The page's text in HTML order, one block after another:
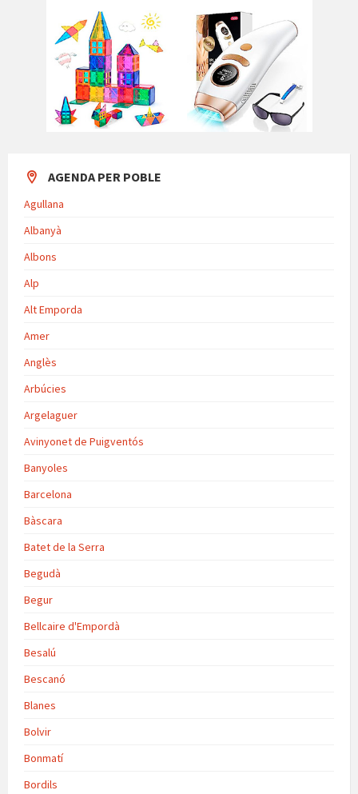
AGENDA PER POBLE
Agullana
Albanyà
Albons
Alp
Alt Emporda
Amer
Anglès
Arbúcies
Argelaguer
Avinyonet de Puigventós
Banyoles
Barcelona
Bàscara
Batet de la Serra
Begudà
Begur
Bellcaire d'Empordà
Besalú
Bescanó
Blanes
Bolvir
Bonmatí
Bordils